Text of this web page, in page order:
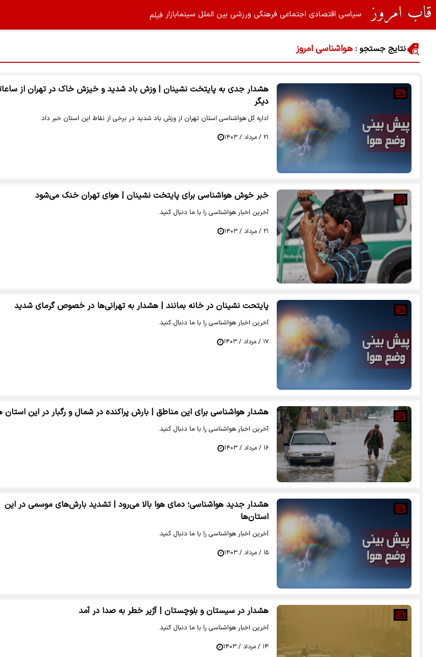
سیاسیاقتصادیاجتماعیفرهنگیورزشیبین المللسینمابازارفیلم‌
نتایج جستجو : هواشناسی امروز
هشدار جدی به پایتخت نشینان | وزش باد شدید و خیزش خاک در تهران از
دیگر
اداره کل هواشناسی استان تهران از وزش باد شدید در برخی از نقاط این استان خبر داد.
۲۱ / مرداد / ۱۴۰۳
خبر خوش هواشناسی برای پایتخت نشینان | هوای تهران خنک می‌شود
آخرین اخبار هواشناسی را با ما دنبال کنید.
۲۱ / مرداد / ۱۴۰۳
پایتحت نشینان در خانه بمانند | هشدار به تهرانی‌ها در خصوص گرمای شدید
آخرین اخبار هواشناسی را با ما دنبال کنید.
۱۷ / مرداد / ۱۴۰۳
هشدار هواشناسی برای این مناطق | بارش پراکنده در شمال و رگبار در این استان
آخرین اخبار هواشناسی را با ما دنبال کنید.
۱۶ / مرداد / ۱۴۰۳
هشدار جدید هواشناسی؛ دمای هوا بالا می‌رود | تشدید بارش‌های موسمی در این
استان‌ها
آخرین اخبار هواشناسی را با ما دنبال کنید.
۱۵ / مرداد / ۱۴۰۳
هشدار در سیستان و بلوچستان | آژیر خطر به صدا در آمد
آخرین اخبار هواشناسی را با ما دنبال کنید.
۱۴ / مرداد / ۱۴۰۳